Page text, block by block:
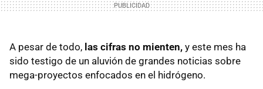
A pesar de todo, las cifras no mienten, y este mes ha
sido testigo de un aluvión de grandes noticias sobre
mega-proyectos enfocados en el hidrógeno.